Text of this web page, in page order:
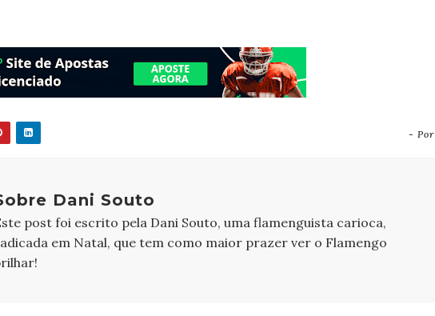
- Por
Dani Souto
post foi escrito pela Dani Souto, uma flamenguista carioca,
em Natal, que tem como maior prazer ver o Flamengo